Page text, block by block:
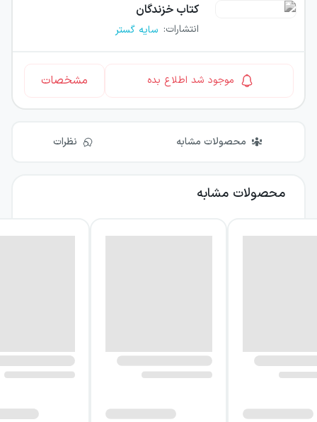
کتاب خزندگان
انتشارات: سایه گستر
موجود شد اطلاع بده مشخصات
محصولات مشابه نظرات
محصولات مشابه